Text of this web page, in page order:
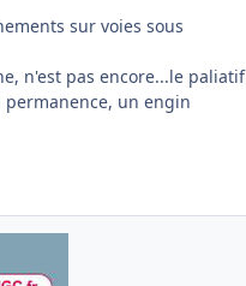
sur voies sous
n'est pas encore...le paliatif
permanence, un engin